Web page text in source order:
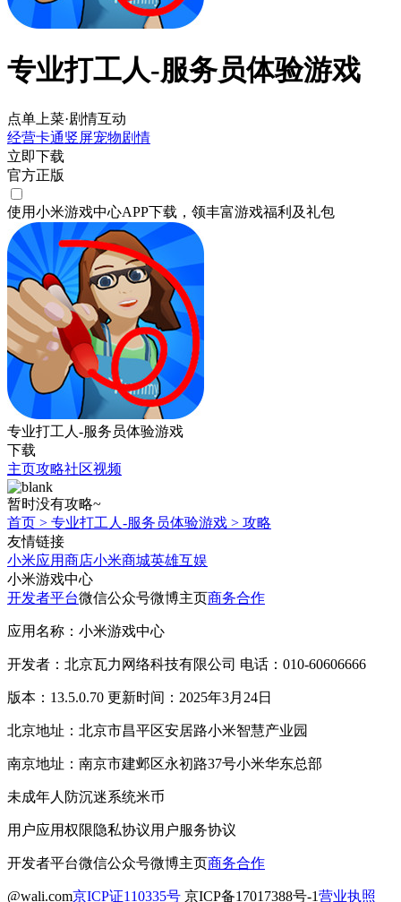
专业打工人-服务员体验游戏
点单上菜·剧情互动
经营卡通竖屏宠物剧情
立即下载
官方正版
使用小米游戏中心APP下载 ，领丰富游戏福利 及礼包
专业打工人-服务员体验游戏
下载
主页攻略社区视频
暂时没有攻略~
首页 > 专业打工人-服务员体验游戏 > 攻略
友情链接
小米应用商店小米商城英雄互娱
小米游戏中心
开发者平台微信公众号微博主页商务合作
应用名称：小米游戏中心
开发者：北京瓦力网络科技有限公司 电话：010-60606666
版本：13.5.0.70 更新时间：2025年3月24日
北京地址：北京市昌平区安居路小米智慧产业园
南京地址：南京市建邺区永初路37号小米华东总部
未成年人防沉迷系统米币
用户应用权限隐私协议用户服务协议
开发者平台微信公众号微博主页商务合作
@wali.com京ICP证110335号 京ICP备17017388号-1营业执照